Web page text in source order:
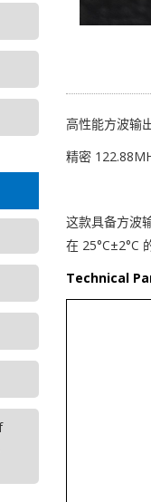
高性能方波输
精密
这款具备方波
在 25°C±2°C
Technical